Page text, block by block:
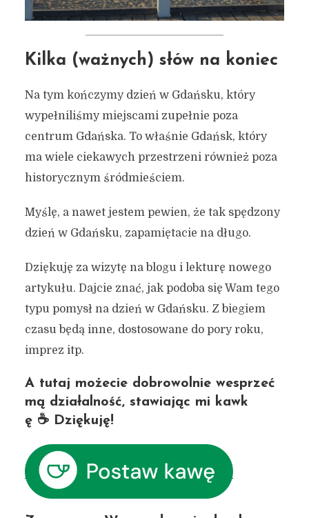
Kilka (ważnych) słów na koniec
Na tym kończymy dzień w Gdańsku, który
wypełniliśmy miejscami zupełnie poza
centrum Gdańska. To właśnie Gdańsk, który
ma wiele ciekawych przestrzeni również poza
historycznym śródmieściem.
Myślę, a nawet jestem pewien, że tak spędzony
dzień w Gdańsku, zapamiętacie na długo.
Dziękuję za wizytę na blogu i lekturę nowego
artykułu. Dajcie znać, jak podoba się Wam tego
typu pomysł na dzień w Gdańsku. Z biegiem
czasu będą inne, dostosowane do pory roku,
imprez itp.
A tutaj możecie dobrowolnie wesprzeć
mą działalność, stawiając mi kawk
ę ☕ Dziękuję!